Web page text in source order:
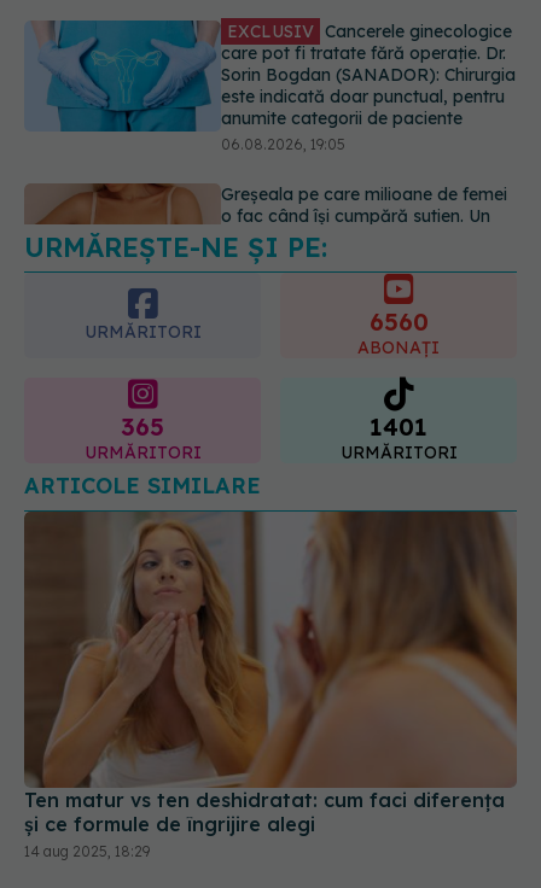
Greșeala pe care milioane de femei
o fac când își cumpără sutien. Un
medic explică metoda corectă
06.08.2026, 18:08
EXCLUSIV De ce unele paciente
la operație. Dr. Sorin Bogdan
(SANADOR): Intervenția
chirurgicală, doar în situații
particulare
URMĂREȘTE-NE ȘI PE:
URMĂRITORI 6560
365
URMĂRITORI
1401
URMĂRITORI
ARTICOLE SIMILARE
Ten matur vs ten deshidratat: cum faci diferența
și ce formule de îngrijire alegi
14 aug 2025, 18:29